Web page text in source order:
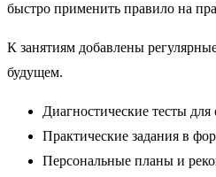
быстро применить правило на
К занятиям добавлены
будущем.
Диагностические тесты
Практические задания в
Персональные планы и